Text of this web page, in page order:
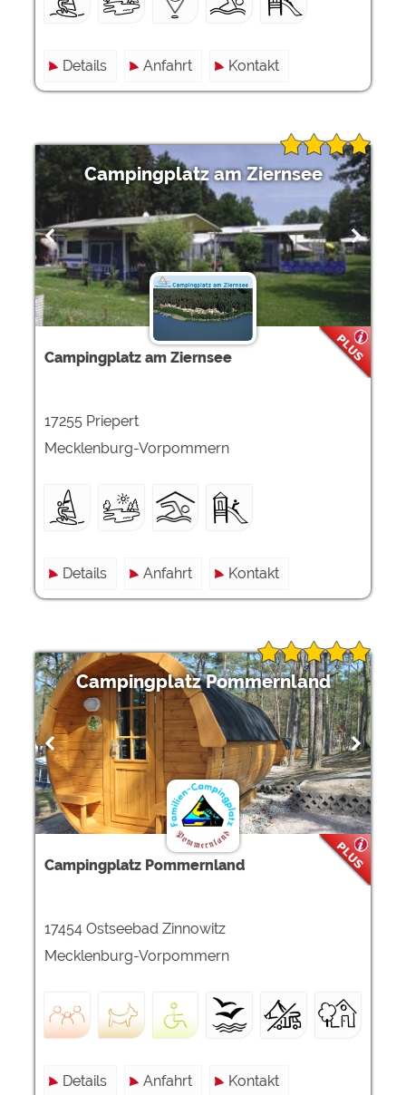
Details Anfahrt Kontakt
Campingplatz am Ziernsee
Campingplatz am Ziernsee
17255 Priepert
Mecklenburg-Vorpommern
Details Anfahrt Kontakt
Campingplatz Pommernland
Campingplatz Pommernland
17454 Ostseebad Zinnowitz
Mecklenburg-Vorpommern
Details Anfahrt Kontakt